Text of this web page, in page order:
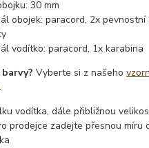
30 mm
obojek: paracord, 2x pevnostní
vodítko: paracord, 1x karabina
Vyberte si z našeho
.
vodítka, dále přibližnou
prodejce zadejte přesnou míru